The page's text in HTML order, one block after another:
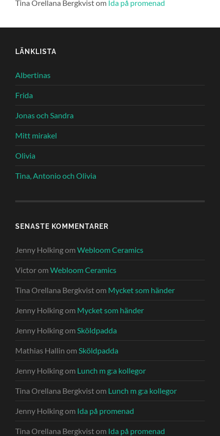
Tina Orellana Bergkvistom Ida på promenad
LÄNKLISTA
Albertinas
Frida
Jonas och Sandra
Mitt mirakel
Olivia
Tina, Antonio och Olivia
SENASTE KOMMENTARER
Jenny HolkingomWebloom Ceramics
VictoromWebloom Ceramics
Tina Orellana Bergkvistom Mycket som händer
Jenny Holkingom Mycket som händer
Jenny Holkingom Sköldpadda
Mathias Hallin om Sköldpadda
Jenny Holkingom Lunch m g:a kollegor
Tina Orellana Bergkvistom Lunch m g:a kollegor
Jenny Holkingom Ida på promenad
Tina Orellana Bergkvistom Ida på promenad